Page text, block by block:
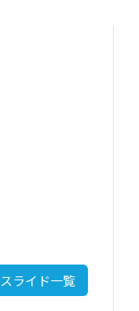
スライド一覧